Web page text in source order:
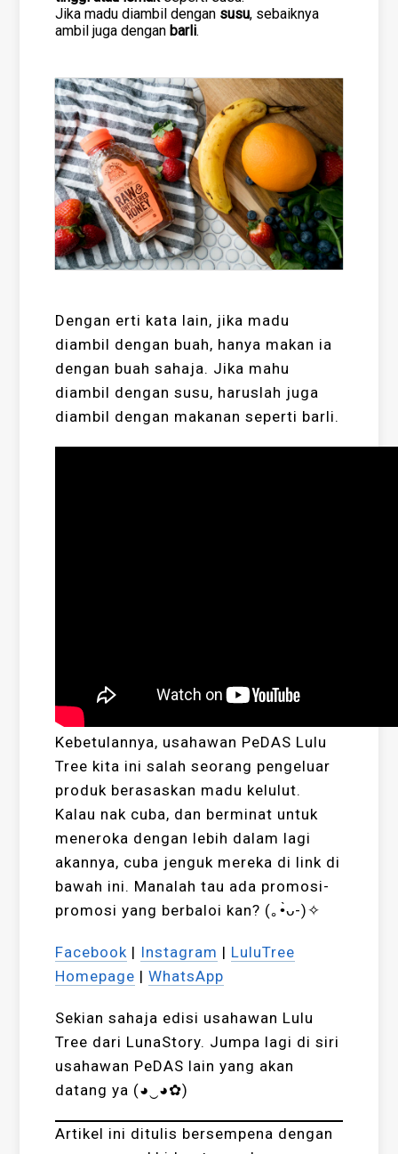
Jika madu diambil dengan susu, sebaiknya
ambil juga denganbarli.
Dengan erti kata lain, jika madu
diambil dengan buah, hanya makan ia
dengan buah sahaja. Jika mahu
diambil dengan susu, haruslah juga
diambil dengan makanan seperti barli.
Kebetulannya, usahawan PeDAS Lulu
Tree kita ini salah seorang pengeluar
produk berasaskan madu kelulut.
Kalau nak cuba, dan berminat untuk
meneroka dengan lebih dalam lagi
akannya, cuba jenguk mereka di link di
bawah ini. Manalah tau ada promosi-
promosi yang berbaloi kan? (｡•̀ᴗ-)✧
Facebook | Instagram | LuluTree
Homepage |WhatsApp
Sekian sahaja edisi usahawan Lulu
Tree dari LunaStory. Jumpa lagi di siri
usahawan PeDAS lain yang akan
datang ya (◕‿◕✿)
Artikel ini ditulis bersempena dengan